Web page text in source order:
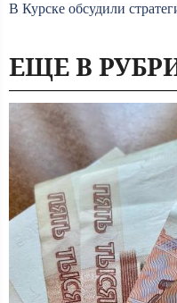
В Курске обсудили
ЕЩЕ В